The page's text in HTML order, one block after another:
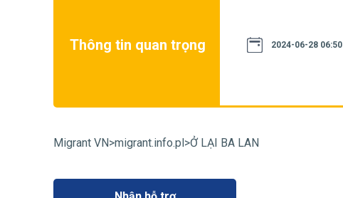
Thông tin quan trọng
chính phủ. Trong trường hợp nghi
2024-06-28 06:50
Migrant VN>migrant.info.pl>Ở LẠI BA LAN